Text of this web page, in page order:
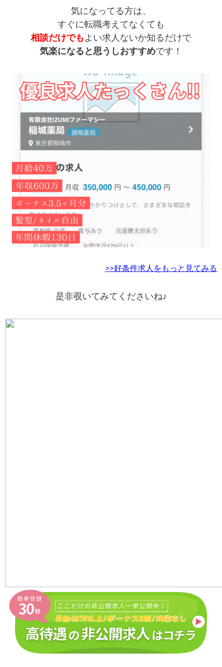
気になってる方は、
すぐに転職考えてなくても
相談だけでも よい求人ないか知るだけで
気楽になると思うしおすすめです！
>>好条件求人をもっと見てみる
是非覗いてみてくださいね♪